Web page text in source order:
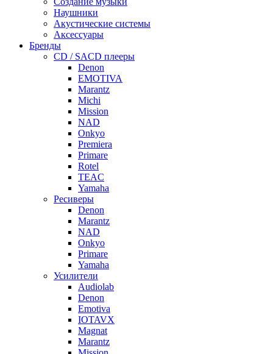
Наушники
Акустические системы
Аксессуары
Бренды
CD / SACD плееры
Denon
EMOTIVA
Marantz
Michi
Mission
NAD
Onkyo
Premiera
Primare
Rotel
TEAC
Yamaha
Ресиверы
Denon
Marantz
NAD
Onkyo
Primare
Yamaha
Усилители
Audiolab
Denon
Emotiva
IOTAVX
Magnat
Marantz